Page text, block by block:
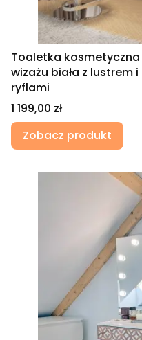
Toaletka
wizażu biała z lustrem
ryflami
Cena
1 199,00 zł
Zobacz produkt